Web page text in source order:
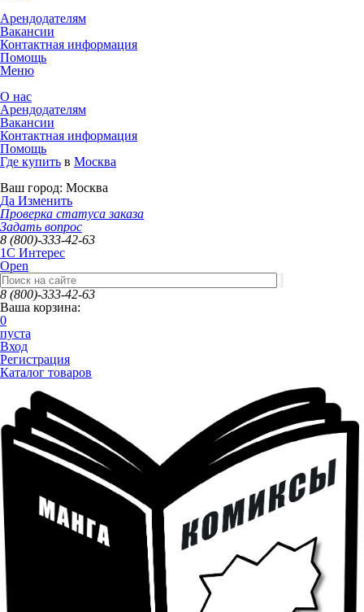
Арендодателям
Вакансии
Контактная информация
Помощь
Меню
О нас
Арендодателям
Вакансии
Контактная информация
Помощь
Где купить в Москва
Ваш город: Москва
Да Изменить
Проверка статуса заказа
Задать вопрос
8 (800)-333-42-63
1C Интерес
Open
8 (800)-333-42-63
Ваша корзина:
0
пуста
Вход
Регистрация
Каталог товаров